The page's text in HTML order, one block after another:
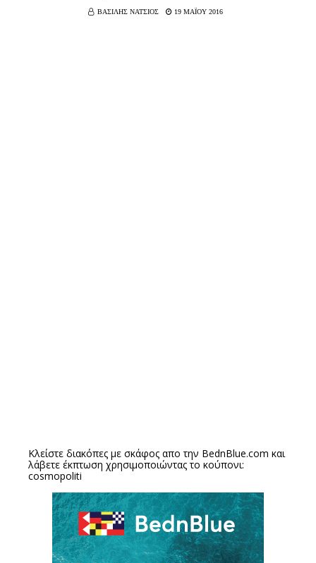
ΒΑΣΙΛΗΣ ΝΑΤΣΙΟΣ 19 ΜΑΪΟΥ 2016
Κλείστε διακόπες με σκάφος απο την BednBlue.com και
λάβετε έκπτωση χρησιμοποιώντας το κούπονι:
cosmopoliti